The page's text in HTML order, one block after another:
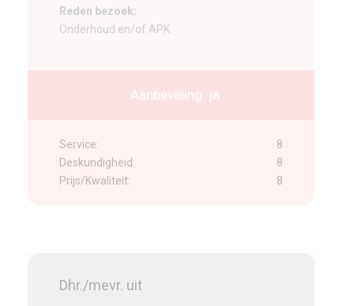
Reden bezoek:
Onderhoud en/of APK
Aanbeveling: ja
Service:
8
Deskundigheid:
8
Prijs/Kwaliteit:
8
Dhr./mevr. uit